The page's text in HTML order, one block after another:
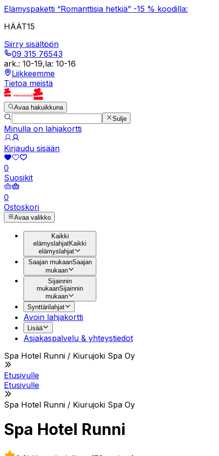
Elämyspaketti “Romanttisia hetkiä” -15 % koodilla:
HÄÄT15
Siirry sisältöön
09 315 76543
ark.: 10-19,la: 10-16
Liikkeemme
Tietoa meistä
Avaa hakuikkuna
Sulje
Minulla on lahjakortti
Kirjaudu sisään
0
Suosikit
0
Ostoskori
Avaa valikko
Kaikki
elämyslahjatKaikki
elämyslahjat
Saajan mukaanSaajan
mukaan
Sijainnin
mukaanSijainnin
mukaan
Synttärilahjat
Avoin lahjakortti
Lisää
Asiakaspalvelu & yhteystiedot
Spa Hotel Runni / Kiurujoki Spa Oy
Etusivulle
Etusivulle
Spa Hotel Runni / Kiurujoki Spa Oy
Spa Hotel Runni